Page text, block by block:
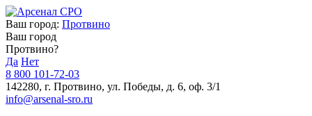
Ваш город: Протвино
Ваш город
Протвино?
Да Нет
8 800 101-72-03
142280, г. Протвино, ул. Победы, д. 6, оф. 3/1
info@arsenal-sro.ru